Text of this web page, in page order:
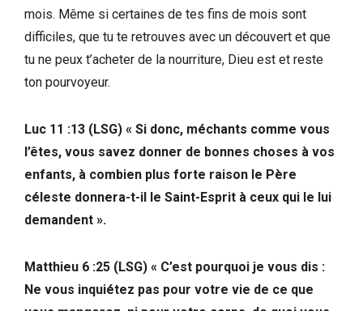
mois. Même si certaines de tes fins de mois sont
difficiles, que tu te retrouves avec un découvert et que
tu ne peux t’acheter de la nourriture, Dieu est et reste
ton pourvoyeur.
Luc 11 :13 (LSG) « Si donc, méchants comme vous
l’êtes, vous savez donner de bonnes choses à vos
enfants, à combien plus forte raison le Père
céleste donnera-t-il le Saint-Esprit à ceux qui le lui
demandent ».
Matthieu 6 :25 (LSG) « C’est pourquoi je vous dis :
Ne vous inquiétez pas pour votre vie de ce que